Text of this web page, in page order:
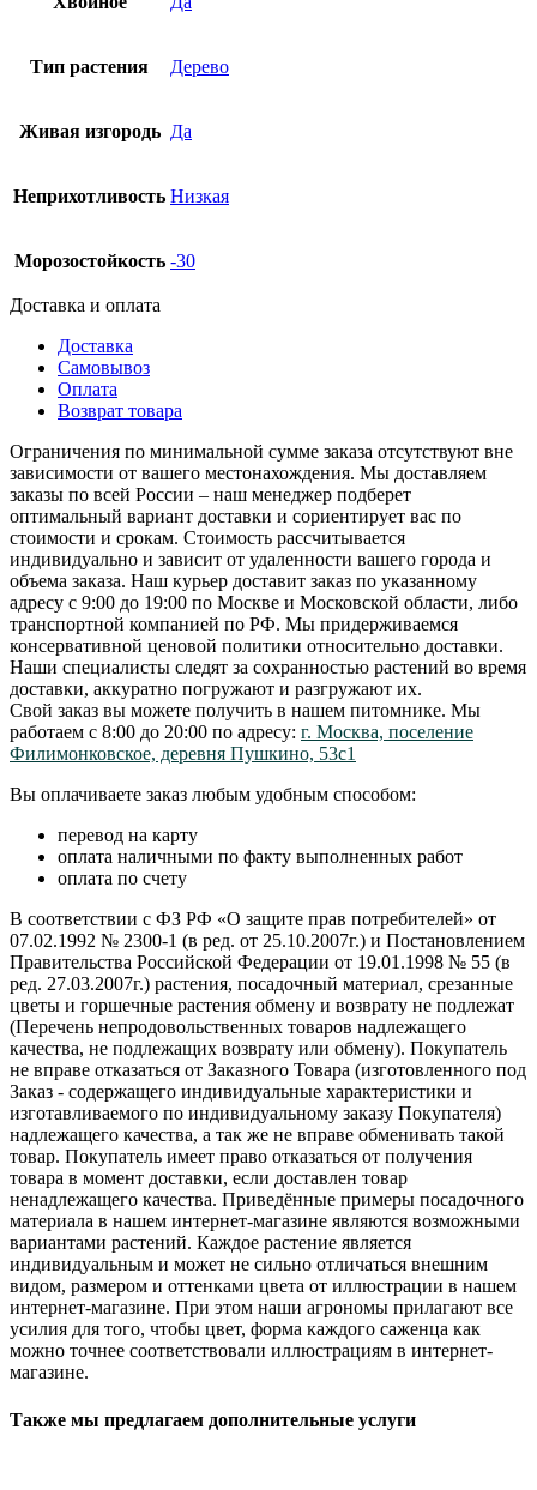
Тип растения Дерево
Живая изгородь Да
Неприхотливость Низкая
Морозостойкость -30
Доставка и оплата
Доставка
Самовывоз
Оплата
Возврат товара
Ограничения по минимальной сумме заказа отсутствуют вне
зависимости от вашего местонахождения. Мы доставляем
заказы по всей России – наш менеджер подберет
оптимальный вариант доставки и сориентирует вас по
стоимости и срокам. Стоимость рассчитывается
индивидуально и зависит от удаленности вашего города и
объема заказа. Наш курьер доставит заказ по указанному
адресу с 9:00 до 19:00 по Москве и Московской области, либо
транспортной компанией по РФ. Мы придерживаемся
консервативной ценовой политики относительно доставки.
Наши специалисты следят за сохранностью растений во время
доставки, аккуратно погружают и разгружают их.
Свой заказ вы можете получить в нашем питомнике. Мы
работаем с 8:00 до 20:00 по адресу: г. Москва, поселение
Филимонковское, деревня Пушкино, 53с1
Вы оплачиваете заказ любым удобным способом:
перевод на карту
оплата наличными по факту выполненных работ
оплата по счету
В соответствии с ФЗ РФ «О защите прав потребителей» от
07.02.1992 № 2300-1 (в ред. от 25.10.2007г.) и Постановлением
Правительства Российской Федерации от 19.01.1998 № 55 (в
ред. 27.03.2007г.) растения, посадочный материал, срезанные
цветы и горшечные растения обмену и возврату не подлежат
(Перечень непродовольственных товаров надлежащего
качества, не подлежащих возврату или обмену). Покупатель
не вправе отказаться от Заказного Товара (изготовленного под
Заказ - содержащего индивидуальные характеристики и
изготавливаемого по индивидуальному заказу Покупателя)
надлежащего качества, а так же не вправе обменивать такой
товар. Покупатель имеет право отказаться от получения
товара в момент доставки, если доставлен товар
ненадлежащего качества. Приведённые примеры посадочного
материала в нашем интернет-магазине являются возможными
вариантами растений. Каждое растение является
индивидуальным и может не сильно отличаться внешним
видом, размером и оттенками цвета от иллюстрации в нашем
интернет-магазине. При этом наши агрономы прилагают все
усилия для того, чтобы цвет, форма каждого саженца как
можно точнее соответствовали иллюстрациям в интернет-
магазине.
Также мы предлагаем дополнительные услуги